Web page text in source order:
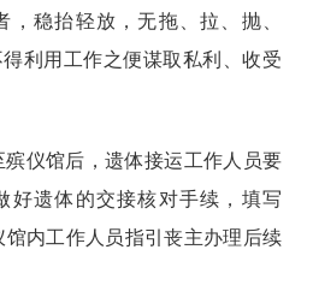
，稳抬轻放，无拖、拉、抛、
利用工作之便谋取私利、收受
仪馆后，遗体接运工作人员要
好遗体的交接核对手续，填写
馆内工作人员指引丧主办理后续